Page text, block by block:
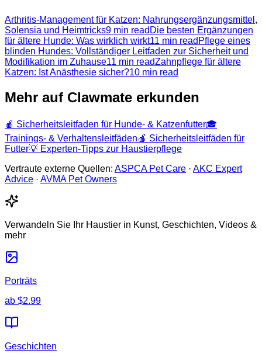
Arthritis-Management für Katzen: Nahrungsergänzungsmittel,
Solensia und Heimtricks9 min read Die besten Ergänzungen
für ältere Hunde: Was wirklich wirkt11 min read Pflege eines
blinden Hundes: Vollständiger Leitfaden zur Sicherheit und
Modifikation im Zuhause11 min readZahnpflege für ältere
Katzen: Ist Anästhesie sicher?10 min read
Mehr auf Clawmate erkunden
🍎 Sicherheitsleitfaden für Hunde- & Katzenfutter🎓
Trainings- & Verhaltensleitfäden🍎 Sicherheitsleitfäden für
Futter💡 Experten-Tipps zur Haustierpflege
Vertraute externe Quellen: ASPCA Pet Care · AKC Expert
Advice · AVMA Pet Owners
Verwandeln Sie Ihr Haustier in Kunst, Geschichten, Videos &
mehr
Porträts
ab $2.99
Geschichten